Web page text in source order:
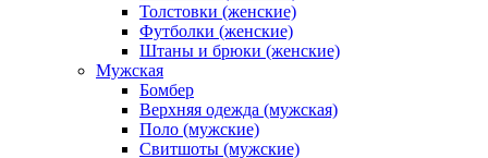
Толстовки (женские)
Футболки (женские)
Штаны и брюки (женские)
Мужская
Бомбер
Верхняя одежда (мужская)
Поло (мужские)
Свитшоты (мужские)